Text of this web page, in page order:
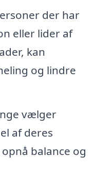
der har
eller lider af
kan
og lindre
vælger
af deres
balance og